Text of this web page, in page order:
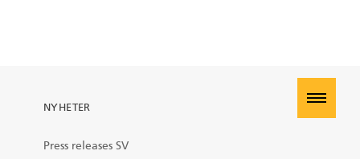
NYHETER
Press releases SV